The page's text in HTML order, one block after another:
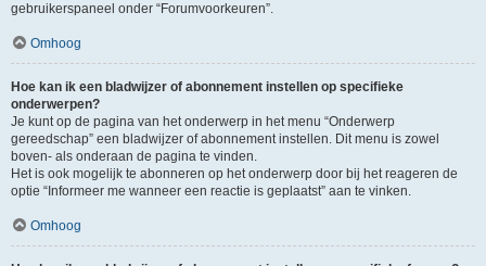
gebruikerspaneel onder “Forumvoorkeuren”.
Omhoog
Hoe kan ik een bladwijzer of abonnement instellen op specifieke
onderwerpen?
Je kunt op de pagina van het onderwerp in het menu “Onderwerp
gereedschap” een bladwijzer of abonnement instellen. Dit menu is zowel
boven- als onderaan de pagina te vinden.
Het is ook mogelijk te abonneren op het onderwerp door bij het reageren de
optie “Informeer me wanneer een reactie is geplaatst” aan te vinken.
Omhoog